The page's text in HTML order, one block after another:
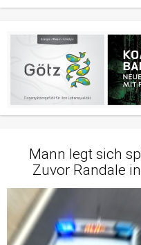
Mann legt sich
Zuvor Randale